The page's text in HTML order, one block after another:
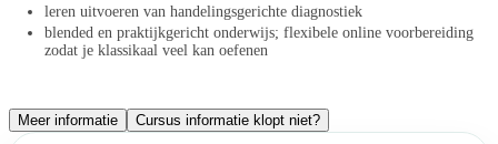
leren uitvoeren van handelingsgerichte diagnostiek
blended en praktijkgericht onderwijs; flexibele online voorbereiding
zodat je klassikaal veel kan oefenen
Meer informatie Cursus informatie klopt niet?